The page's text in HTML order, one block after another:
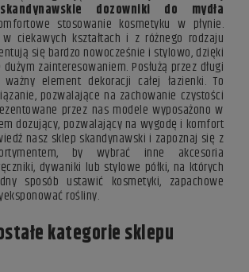
skandynawskie dozowniki do mydła
stosowanie kosmetyku w płynie.
ciekawych kształtach i z różnego rodzaju
się bardzo nowocześnie i stylowo, dzięki
zainteresowaniem. Posłużą przez długi
element dekoracji całej łazienki. To
pozwalające na zachowanie czystości
przez nas modele wyposażono w
dozujący, pozwalający na wygodę i komfort
nasz sklep skandynawski i zapoznaj się z
by wybrać inne akcesoria
dywaniki lub stylowe półki, na których
sposób ustawić kosmetyki, zapachowe
rośliny.
kategorie sklepu